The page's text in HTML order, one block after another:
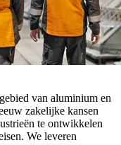
van aluminium en
zakelijke kansen
te ontwikkelen
We leveren